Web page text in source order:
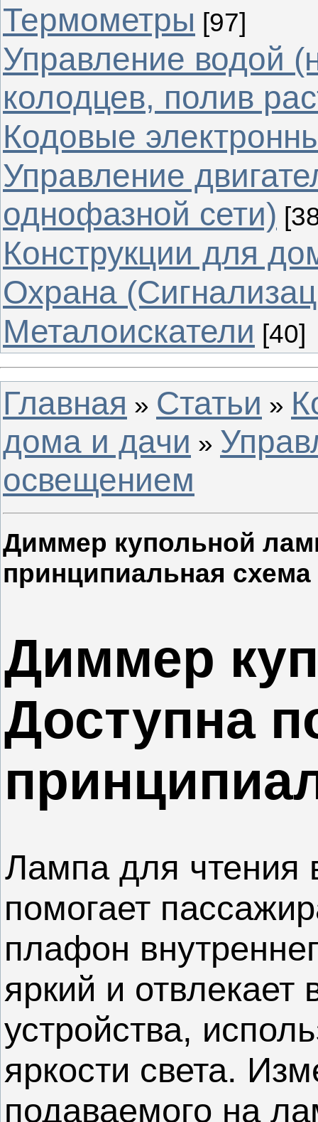
Термометры [97]
Управление водой
колодцев, полив
Кодовые
Управление
однофазной сети)
Конструкции для
Охрана
Металоискатели [40]
Главная » Статьи »
дома и дачи »
освещением
Диммер купольной
принципиальная схема
Диммер
Доступна
Лампа для чтения
помогает
плафон
яркий и
устройства,
яркости света.
подаваемого на